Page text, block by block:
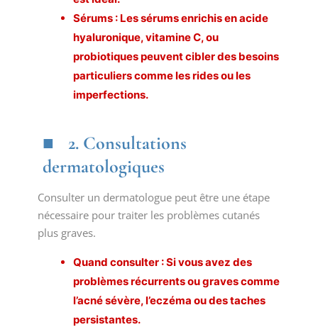
Sérums : Les sérums enrichis en acide
hyaluronique, vitamine C, ou
probiotiques peuvent cibler des besoins
particuliers comme les rides ou les
imperfections.
2. Consultations
dermatologiques
Consulter un dermatologue peut être une étape
nécessaire pour traiter les problèmes cutanés
plus graves.
Quand consulter : Si vous avez des
problèmes récurrents ou graves comme
l’acné sévère, l’eczéma ou des taches
persistantes.